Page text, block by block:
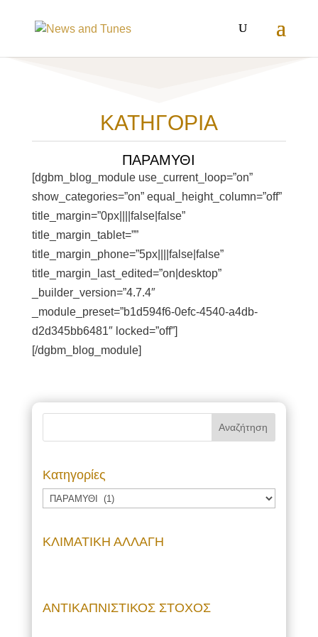
ΚΑΤΗΓΟΡΙΑ
ΠΑΡΑΜΥΘΙ
[dgbm_blog_module use_current_loop=”on”
show_categories=”on” equal_height_column=”off”
title_margin=”0px||||false|false”
title_margin_tablet=””
title_margin_phone=”5px||||false|false”
title_margin_last_edited=”on|desktop”
_builder_version=”4.7.4″
_module_preset=”b1d594f6-0efc-4540-a4db-
d2d345bb6481″ locked=”off”]
[/dgbm_blog_module]
Kατηγορίες
Kατηγορίες
ΚΛΙΜΑΤΙΚΗ ΑΛΛΑΓΗ
ΑΝΤΙΚΑΠΝΙΣΤΙΚΟΣ ΣΤΟΧΟΣ